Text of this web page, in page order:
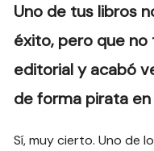
Uno de tus libros
éxito, pero que
editorial y acabó
de forma pirata
Sí, muy cierto. Uno de